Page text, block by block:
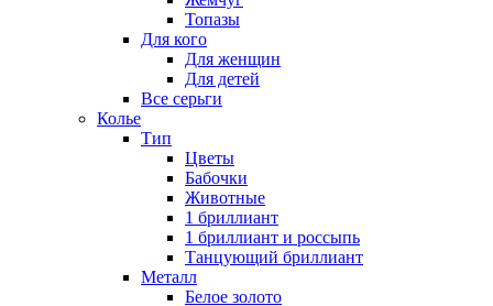
Топазы
Для кого
Для женщин
Для детей
Все серьги
Колье
Тип
Цветы
Бабочки
Животные
1 бриллиант
1 бриллиант и россыпь
Танцующий бриллиант
Металл
Белое золото